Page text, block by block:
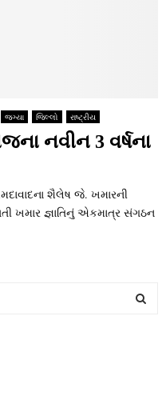
જગ્યા જિલ્લો રાષ્ટ્રીય
નવીન 3 વર્ષના
શૈલેષ જે. ખમારની
ખમાર જ્ઞાતિનું એકમાત્ર સંગઠન